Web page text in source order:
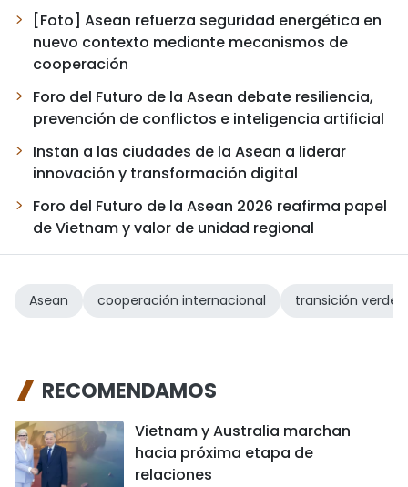
[Foto] Asean refuerza seguridad energética en
nuevo contexto mediante mecanismos de
cooperación
Foro del Futuro de la Asean debate resiliencia,
prevención de conflictos e inteligencia artificial
Instan a las ciudades de la Asean a liderar
innovación y transformación digital
Foro del Futuro de la Asean 2026 reafirma papel
de Vietnam y valor de unidad regional
Asean cooperación internacional transición verde
RECOMENDAMOS
Vietnam y Australia marchan
hacia próxima etapa de
relaciones